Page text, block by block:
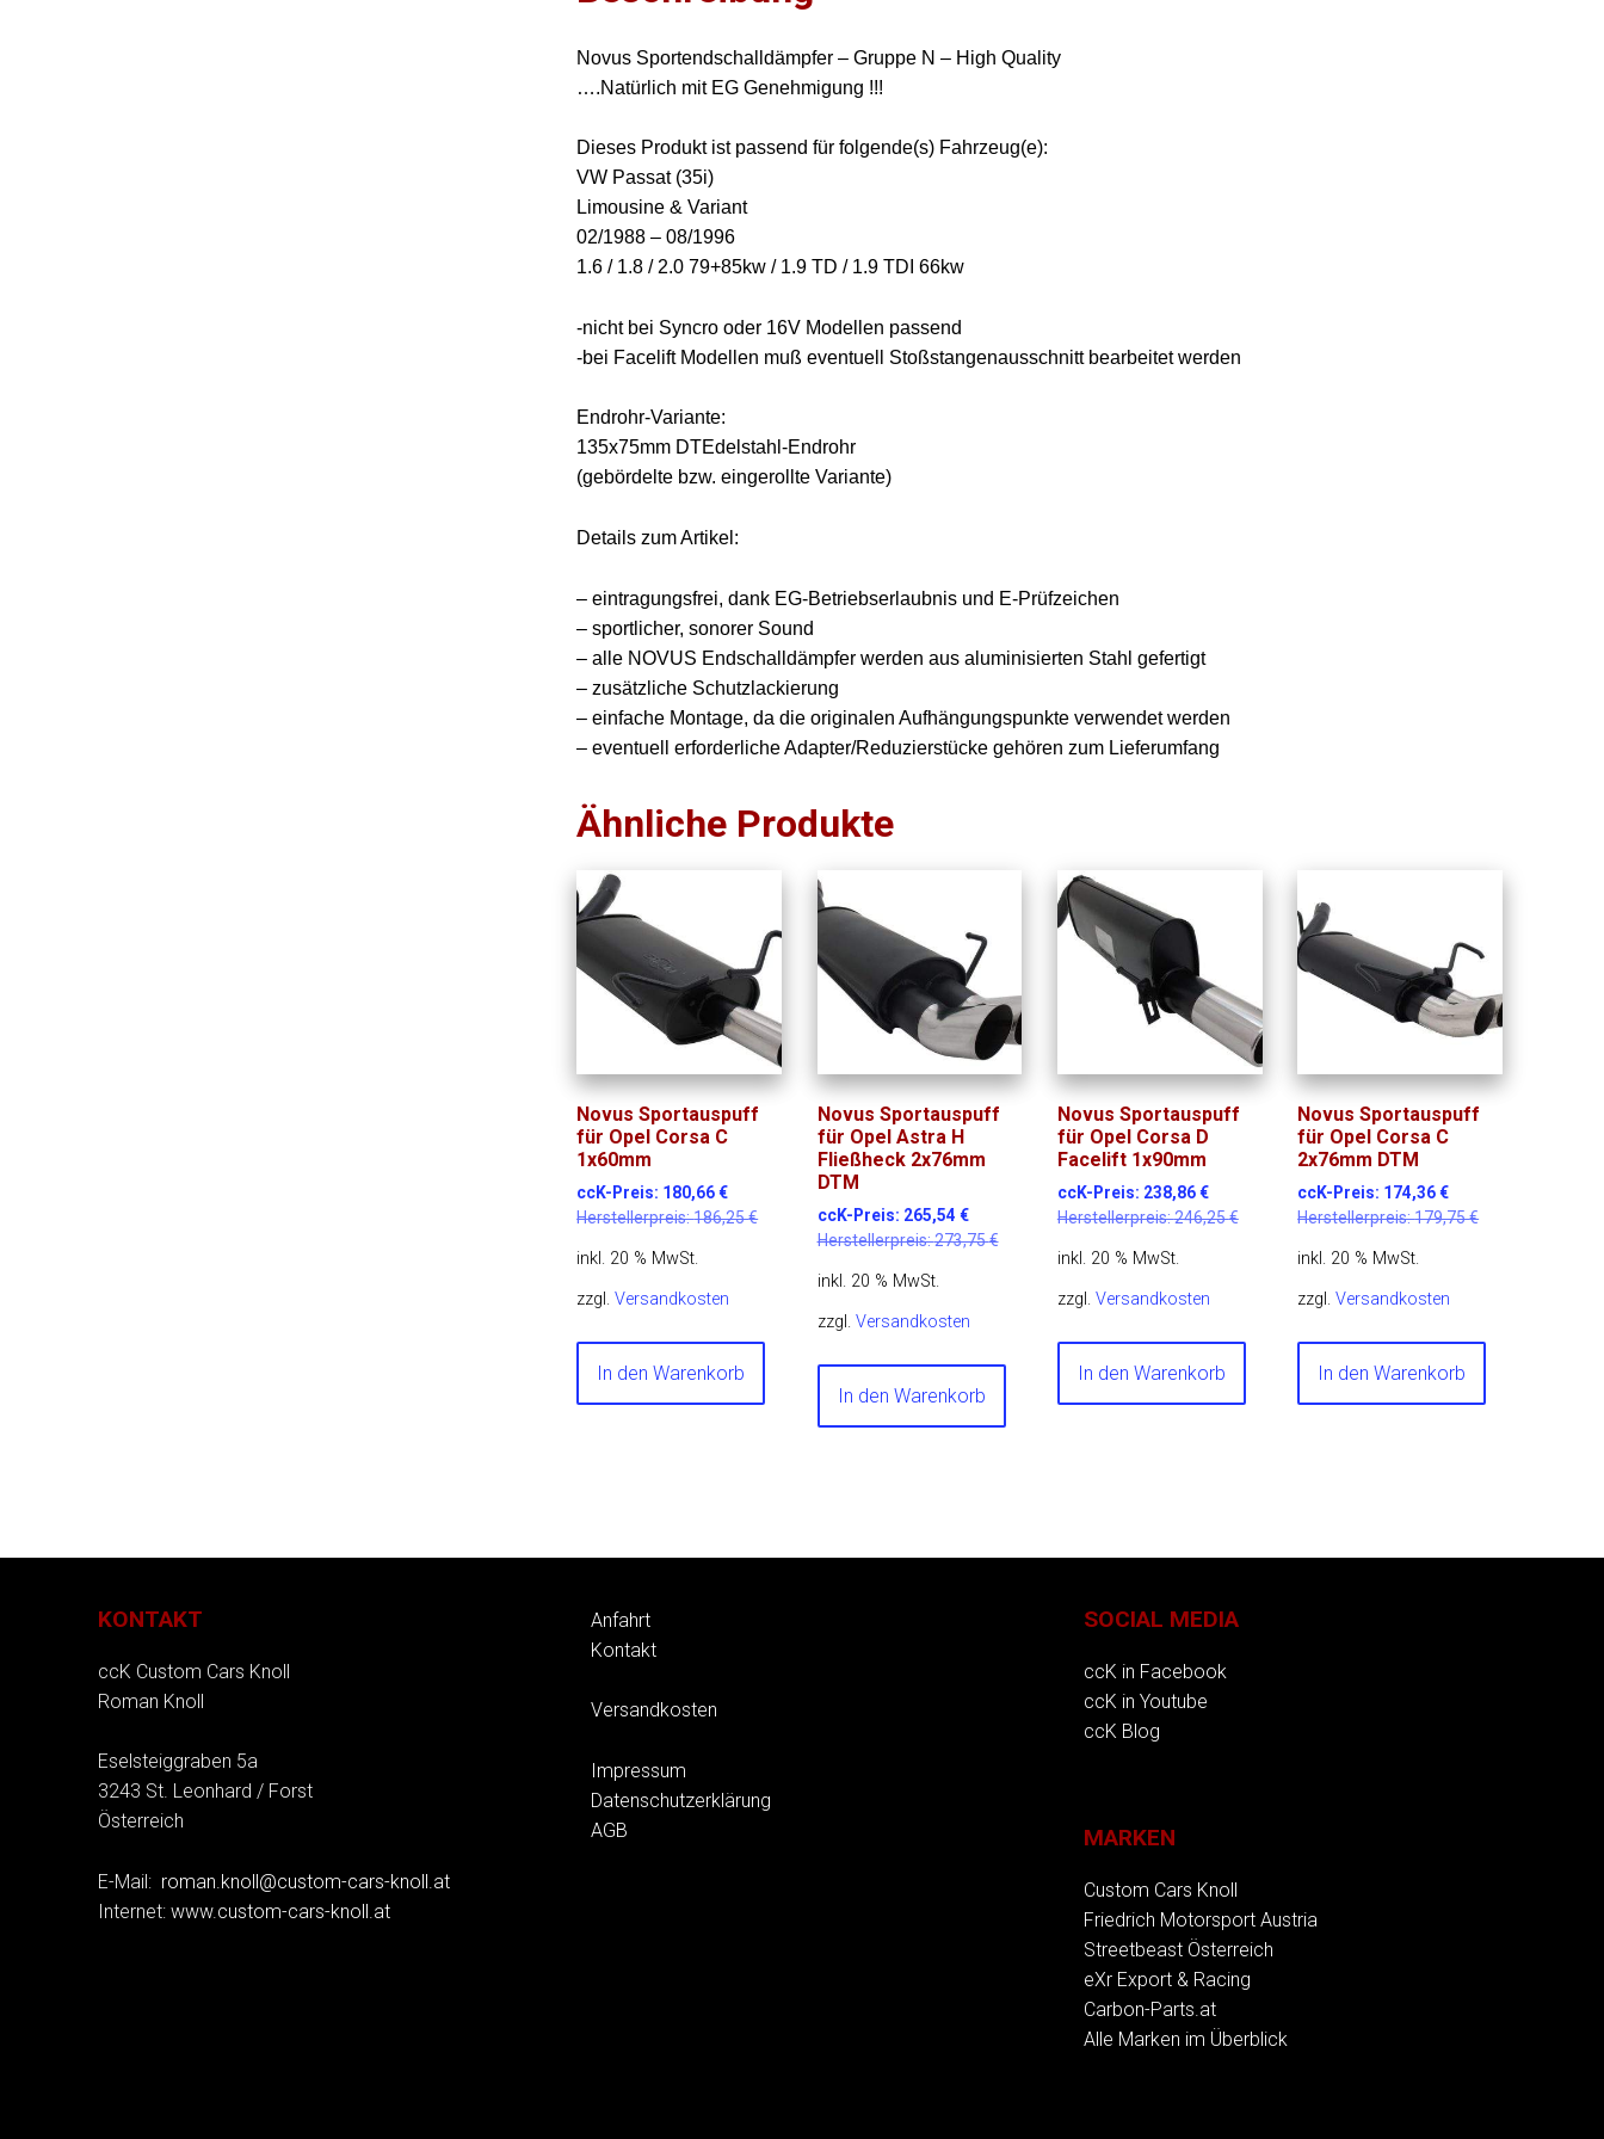
Novus Sportendschalldämpfer – Gruppe N – High Quality
….Natürlich mit EG Genehmigung !!!
Dieses Produkt ist passend für folgende(s) Fahrzeug(e):
VW Passat (35i)
Limousine & Variant
02/1988 – 08/1996
1.6 / 1.8 / 2.0 79+85kw / 1.9 TD / 1.9 TDI 66kw
-nicht bei Syncro oder 16V Modellen passend
-bei Facelift Modellen muß eventuell Stoßstangenausschnitt bearbeitet werden
Endrohr-Variante:
135x75mm DTEdelstahl-Endrohr
(gebördelte bzw. eingerollte Variante)
Details zum Artikel:
– eintragungsfrei, dank EG-Betriebserlaubnis und E-Prüfzeichen
– sportlicher, sonorer Sound
– alle NOVUS Endschalldämpfer werden aus aluminisierten Stahl gefertigt
– zusätzliche Schutzlackierung
– einfache Montage, da die originalen Aufhängungspunkte verwendet werden
– eventuell erforderliche Adapter/Reduzierstücke gehören zum Lieferumfang
Ähnliche Produkte
Novus Sportauspuff
für Opel Corsa C
1x60mm
ccK-Preis: 180,66€
Herstellerpreis:186,25€
inkl. 20 % MwSt.
zzgl.Versandkosten
In den Warenkorb
Novus Sportauspuff
für Opel Astra H
Fließheck 2x76mm
DTM
ccK-Preis: 265,54 €
Herstellerpreis:273,75€
inkl. 20 % MwSt.
zzgl. Versandkosten
In den Warenkorb
Novus Sportauspuff
für Opel Corsa D
Facelift 1x90mm
ccK-Preis: 238,86€
Herstellerpreis:246,25€
inkl. 20 % MwSt.
zzgl. Versandkosten
In den Warenkorb
Novus Sportauspuff
für Opel Corsa C
2x76mm DTM
ccK-Preis: 174,36€
Herstellerpreis:179,75€
inkl. 20 % MwSt.
zzgl.Versandkosten
In den Warenkorb
KONTAKT
ccK Custom Cars Knoll
Roman Knoll
Eselsteiggraben 5a
3243 St. Leonhard / Forst
Österreich
E-Mail: roman.knoll@custom-cars-knoll.at
Internet: www.custom-cars-knoll.at
Anfahrt
Kontakt
Versandkosten
Impressum
Datenschutzerklärung
AGB
SOCIAL MEDIA
ccK in Facebook
ccK in Youtube
ccK Blog
MARKEN
Custom Cars Knoll
Friedrich Motorsport Austria
Streetbeast Österreich
eXr Export & Racing
Carbon-Parts.at
Alle Marken im Überblick